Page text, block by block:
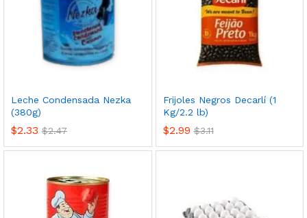
Leche Condensada Nezka
(380g)
$2.33 $2.47
Frijoles Negros Decarlí (1
Kg/2.2 lb)
$2.99 $3.11